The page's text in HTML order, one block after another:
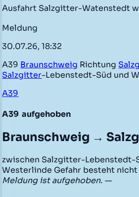
Ausfahrt Salzgitter-Watenstedt
Meldung
30.07.26, 18:32
A39 Braunschweig Richtung
Salzgitter-Lebenstedt-Süd und
A39
A39 aufgehoben
Braunschweig →
zwischen Salzgitter-Lebenstedt-
Westerlinde Gefahr besteht nicht
Meldung ist aufgehoben. —